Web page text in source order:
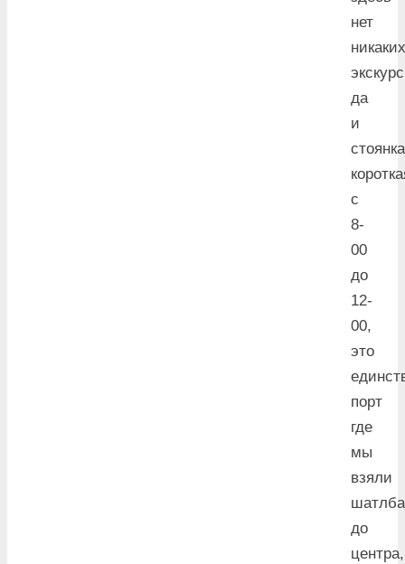
нет
никаких
да
и
стоянка
с
8-
00
до
12-
00,
это
порт
где
мы
взяли
до
центра,